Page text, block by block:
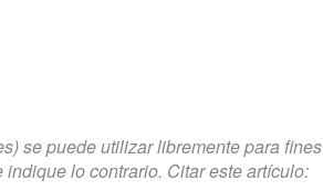
se puede utilizar libremente para fines
lo contrario. Citar este artículo: